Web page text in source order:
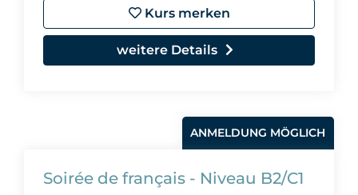
Kurs merken
weitere Details
ANMELDUNG MÖGLICH
Soirée de français - Niveau B2/C1